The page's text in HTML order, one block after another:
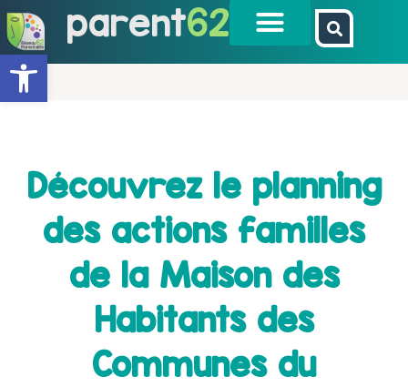
Ouvrir la barre d’outils
parent62
Découvrez le planning
des actions familles
de la Maison des
Habitants des
Communes du